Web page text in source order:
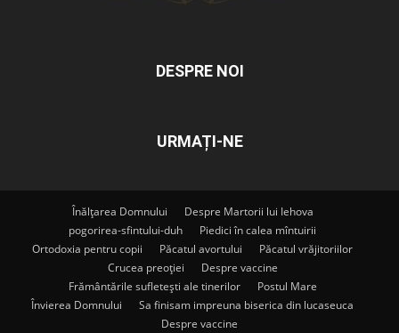
DESPRE NOI
URMAȚI-NE
Înălțarea Domnului
Despre Martorii lui Iehova
pogorirea-sfintului-duh
Piedici în calea mîntuirii
Ortodoxia pentru copii
Păcatul avortului
Păcatul vrăjitoriilor
Crucea preoției
Despre vaccine
Frământările sufletești ale tinerilor
Postul Mare
Învierea Domnului
Sa finisam impreuna biserica din lucaseuca
Despre vaccine